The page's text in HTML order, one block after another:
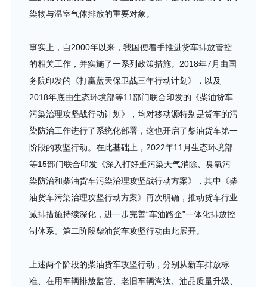
染物与温室气体排放的重要对象。
事实上，自2000年以来，我国便着手推进货车排放管控
的相关工作，并实施了一系列政策措施。2018年7月由国
务院印发的《打赢蓝天保卫战三年行动计划》，以及
2018年底由生态环境部等11部门联合印发的《柴油货车
污染治理攻坚战行动计划》，均对移动源特别是货车的污
染防治工作进行了系统化部署，这也开启了柴油货车第一
阶段的攻坚行动。在此基础上，2022年11月生态环境部
等15部门联合印发《深入打好重污染天气消除、臭氧污
染防治和柴油货车污染治理攻坚战行动方案》，其中《柴
油货车污染治理攻坚行动方案》再次明确，推动货车行业
减排措施持续深化，进一步完善“车油路企”一体化排放控
制体系。第二阶段柴油货车攻坚行动由此展开。
上述两个阶段的柴油货车攻坚行动，分别从新车排放标
准、在用车辆排放监管、老旧车辆淘汰、油品质量升级、